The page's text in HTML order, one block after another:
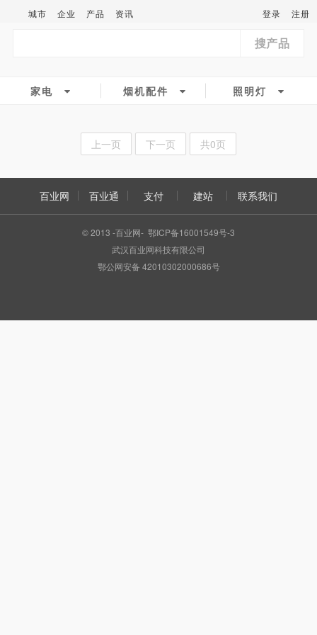
城市 企业 产品 资讯 登录 注册
搜产品
家电 烟机配件 照明灯
上一页 下一页 共0页
百业网 百业通 支付 建站 联系我们
© 2013 -百业网- 鄂ICP备16001549号-3
武汉百业网科技有限公司
鄂公网安备 42010302000686号